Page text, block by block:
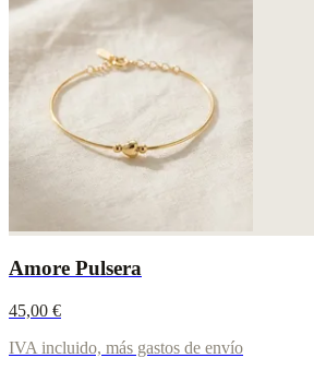
Amore Pulsera
45,00 €
IVA incluido, más gastos de envío